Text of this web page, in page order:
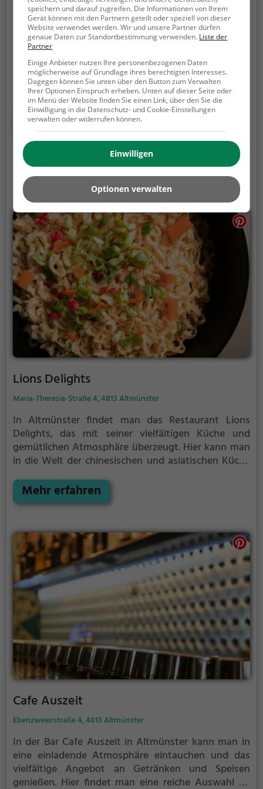
Pizzeria Valentino
Fischerweg 17, 4813 Altmünster
In Altmünster bietet die Pizzeria Valentino eine
Vielfalt an italienischen, europäischen und
mediterranen Speisen sowie eine Auswahl an
leckeren Biogerichten. Hier kann man sich von der
gemütlichen Atmosphäre verzaubern lassen und die
köstliche Pizza oder vegetarische Gerichte genießen.
Egal ob man sich für ein traditionelles italienisches
Gericht oder eine moderne Kreation entscheidet,
hier kommt jeder auf seine Kosten. Das Restaurant
lädt dazu ein, die Vielfalt der Speisen und Getränke
in angenehmer Gesellschaft zu erleben und den Tag
in entspannter Atmosphäre ausklingen zu lassen.
Mehr erfahren
Lions Delights
Maria-Theresia-Straße 4, 4813 Altmünster
In Altmünster findet man das Restaurant Lions
Delights, das mit seiner vielfältigen Küche und
gemütlichen Atmosphäre überzeugt. Hier kann man
in die Welt der chinesischen und asiatischen Küche
und veganen Gerichten verwöhnen lassen. Das
Restaurant bietet eine breite Auswahl an Speisen,
Geschmack und Ernährungsstil das Passende
bereithalten. Die entspannte Atmosphäre lädt dazu
ein, sich Zeit zu nehmen, das Ambiente zu genießen
und die Vielfalt an Getränken und Speisen zu
entdecken. Lions Delights ist der perfekte Ort für
Genießer und Liebhaber der asiatischen Küche.
Tauche ein in eine Welt voller kulinarischer
Höhepunkte und lass dich von den köstlichen
Gerichten verzaubern.
Mehr erfahren
Cafe Auszeit
Ebenzweierstraße 4, 4813 Altmünster
In der Bar Cafe Auszeit in Altmünster kann man in
eine einladende Atmosphäre eintauchen und das
vielfältige Angebot an Getränken und Speisen
genießen. Hier findet man eine reiche Auswahl an
speichern und darauf zugreifen. Die Informationen von Ihrem
Gerät können mit den Partnern geteilt oder speziell von dieser
Website verwendet werden. Wir und unsere Partner dürfen
genaue Daten zur Standortbestimmung verwenden. Liste der
Partner
Einige Anbieter nutzen Ihre personenbezogenen Daten
möglicherweise auf Grundlage ihres berechtigten Interesses.
Dagegen können Sie unten über den Button zum Verwalten
Ihrer Optionen Einspruch erheben. Unten auf dieser Seite oder
im Menü der Website finden Sie einen Link, über den Sie die
Einwilligung in die Datenschutz- und Cookie-Einstellungen
verwalten oder widerrufen können.
Einwilligen
Optionen verwalten